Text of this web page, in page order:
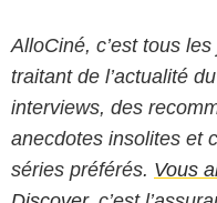
AlloCiné, c’est tous
traitant de l’actualité
interviews, des
anecdotes insolites et
séries préférés. Vous